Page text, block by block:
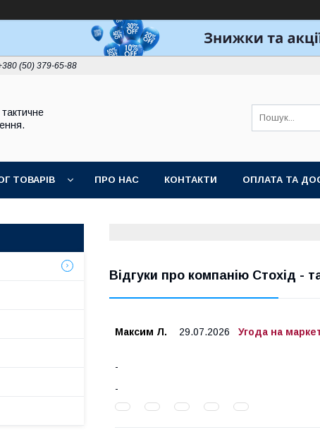
(50) 379-65-88
ТОВАРІВ ПРО НАС КОНТАКТИ ОПЛАТА ТА
Відгуки про компанію Стохід -
Максим Л. 29.07.2026 Угода на